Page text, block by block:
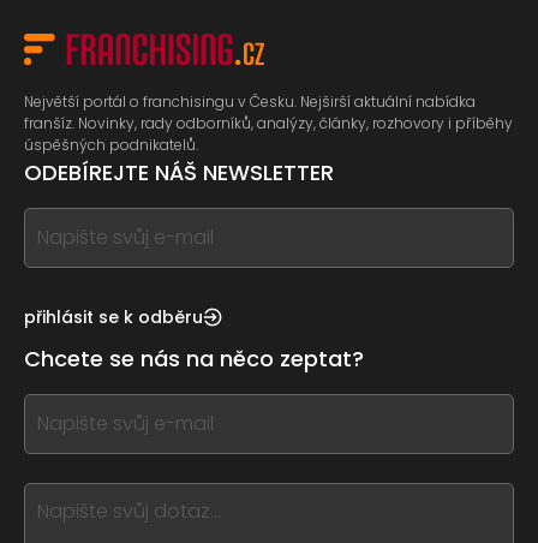
Největší portál o franchisingu v Česku. Nejširší aktuální nabídka
franšíz. Novinky, rady odborníků, analýzy, články, rozhovory i příběhy
úspěšných podnikatelů.
ODEBÍREJTE NÁŠ NEWSLETTER
If
you
this,
this
form
field
blank
přihlásit se k odběru
Chcete se nás na něco zeptat?
If
you
this,
leave